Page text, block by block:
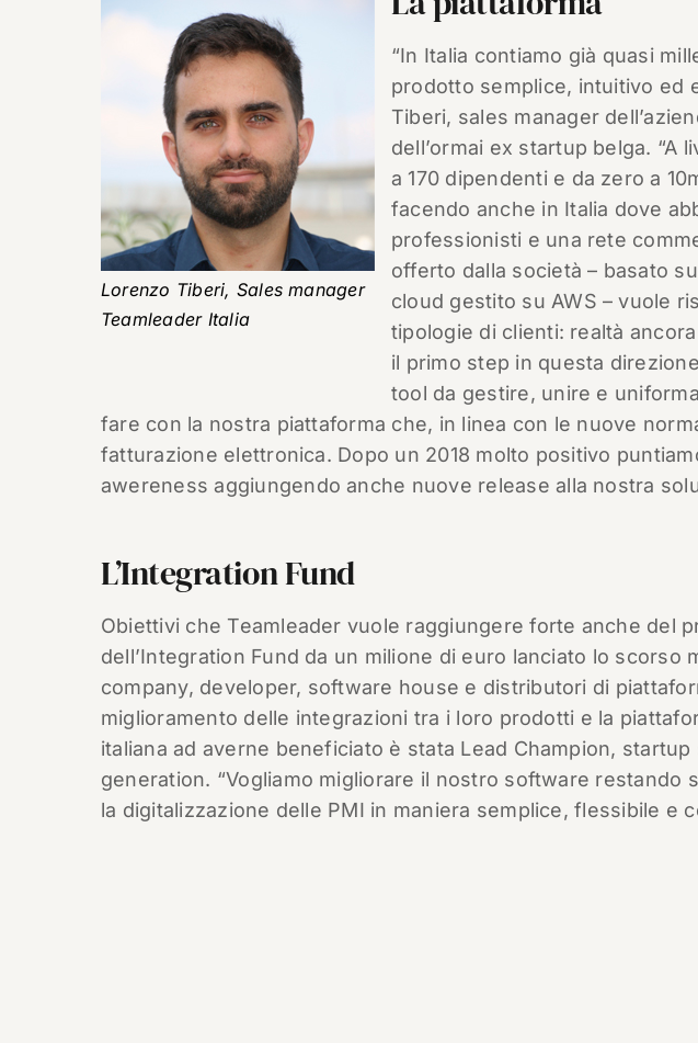
Lorenzo Tiberi, Sales manager
Teamleader Italia
“In Italia contiamo già quasi
prodotto semplice, intuitivo ed
Tiberi, sales manager
dell’ormai ex startup belga. “A
a 170 dipendenti e da zero a
facendo anche in Italia dove
professionisti e una rete
offerto dalla società – basato
cloud gestito su AWS – vuole
tipologie di clienti: realtà
il primo step in questa
tool da gestire, unire e
fare con la nostra piattaforma che, in linea con le nuove
fatturazione elettronica. Dopo un 2018 molto positivo
awereness aggiungendo anche nuove release alla nostra
L’Integration Fund
Obiettivi che Teamleader vuole raggiungere forte anche del
dell’Integration Fund da un milione di euro lanciato lo scorso
company, developer, software house e distributori di
miglioramento delle integrazioni tra i loro prodotti e la
italiana ad averne beneficiato è stata Lead Champion,
generation. “Vogliamo migliorare il nostro software restando
la digitalizzazione delle PMI in maniera semplice, flessibile e